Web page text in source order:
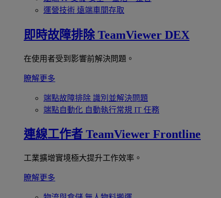
運營技術 遠端車間存取
即時故障排除 TeamViewer DEX
在使用者受到影響前解決問題。
瞭解更多
端點故障排除 識別並解決問題
端點自動化 自動執行常規 IT 任務
連線工作者 TeamViewer Frontline
工業擴增實境極大提升工作效率。
瞭解更多